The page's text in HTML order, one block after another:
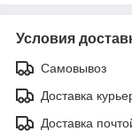
Условия
Самовывоз
Доставка
Доставка